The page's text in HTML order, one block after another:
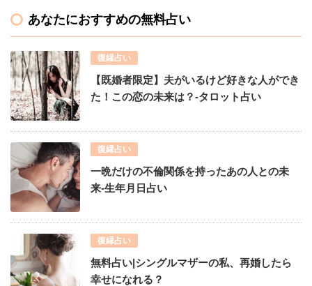
あなたにおすすめの無料占い
復縁占い
【既婚者限定】夫がいるけど好きな人ができ
た！この恋の未来は？-タロット占い
復縁占い
一晩だけの不倫関係を持ったあの人との未
来-生年月日占い
復縁占い
無料占い|シングルマザーの私、再婚したら
幸せになれる？